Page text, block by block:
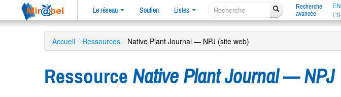
Le réseau Soutien Listes
Recherche
avancée
EN
ES
Accueil / Ressources / Native Plant Journal — NPJ (site web)
Ressource Native Plant Journal — NPJ